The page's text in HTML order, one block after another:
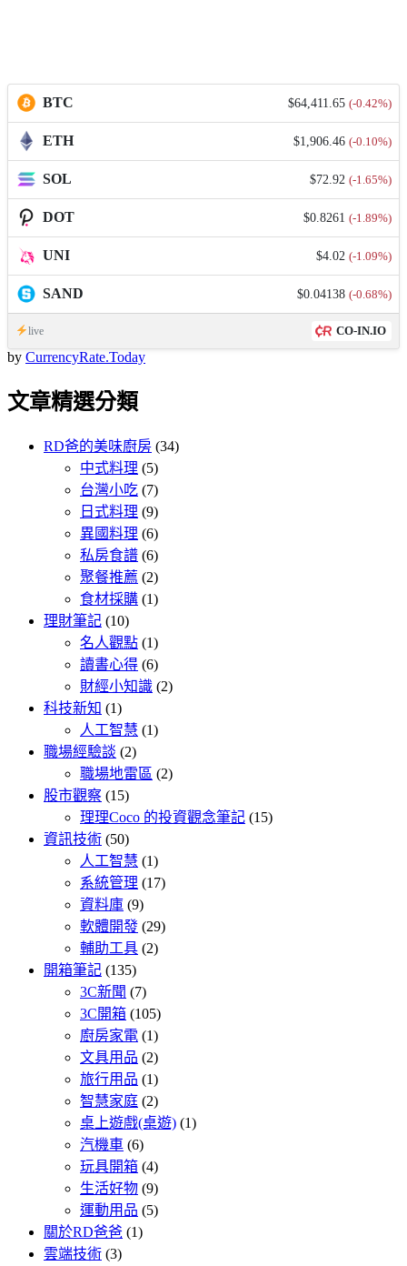
BTC $64,411.65 (-0.42%)
ETH $1,906.46 (-0.10%)
SOL $72.92 (-1.65%)
DOT $0.8261 (-1.89%)
UNI $4.02 (-1.09%)
SAND $0.04138 (-0.68%)
live CO-IN.IO
by CurrencyRate.Today
文章精選分類
RD爸的美味廚房 (34)
中式料理 (5)
台灣小吃 (7)
日式料理 (9)
異國料理 (6)
私房食譜 (6)
聚餐推薦 (2)
食材採購 (1)
理財筆記 (10)
名人觀點 (1)
讀書心得 (6)
財經小知識 (2)
科技新知 (1)
人工智慧 (1)
職場經驗談 (2)
職場地雷區 (2)
股市觀察 (15)
理理Coco 的投資觀念筆記 (15)
資訊技術 (50)
人工智慧 (1)
系統管理 (17)
資料庫 (9)
軟體開發 (29)
輔助工具 (2)
開箱筆記 (135)
3C新聞 (7)
3C開箱 (105)
廚房家電 (1)
文具用品 (2)
旅行用品 (1)
智慧家庭 (2)
桌上遊戲(桌遊) (1)
汽機車 (6)
玩具開箱 (4)
生活好物 (9)
運動用品 (5)
關於RD爸爸 (1)
雲端技術 (3)